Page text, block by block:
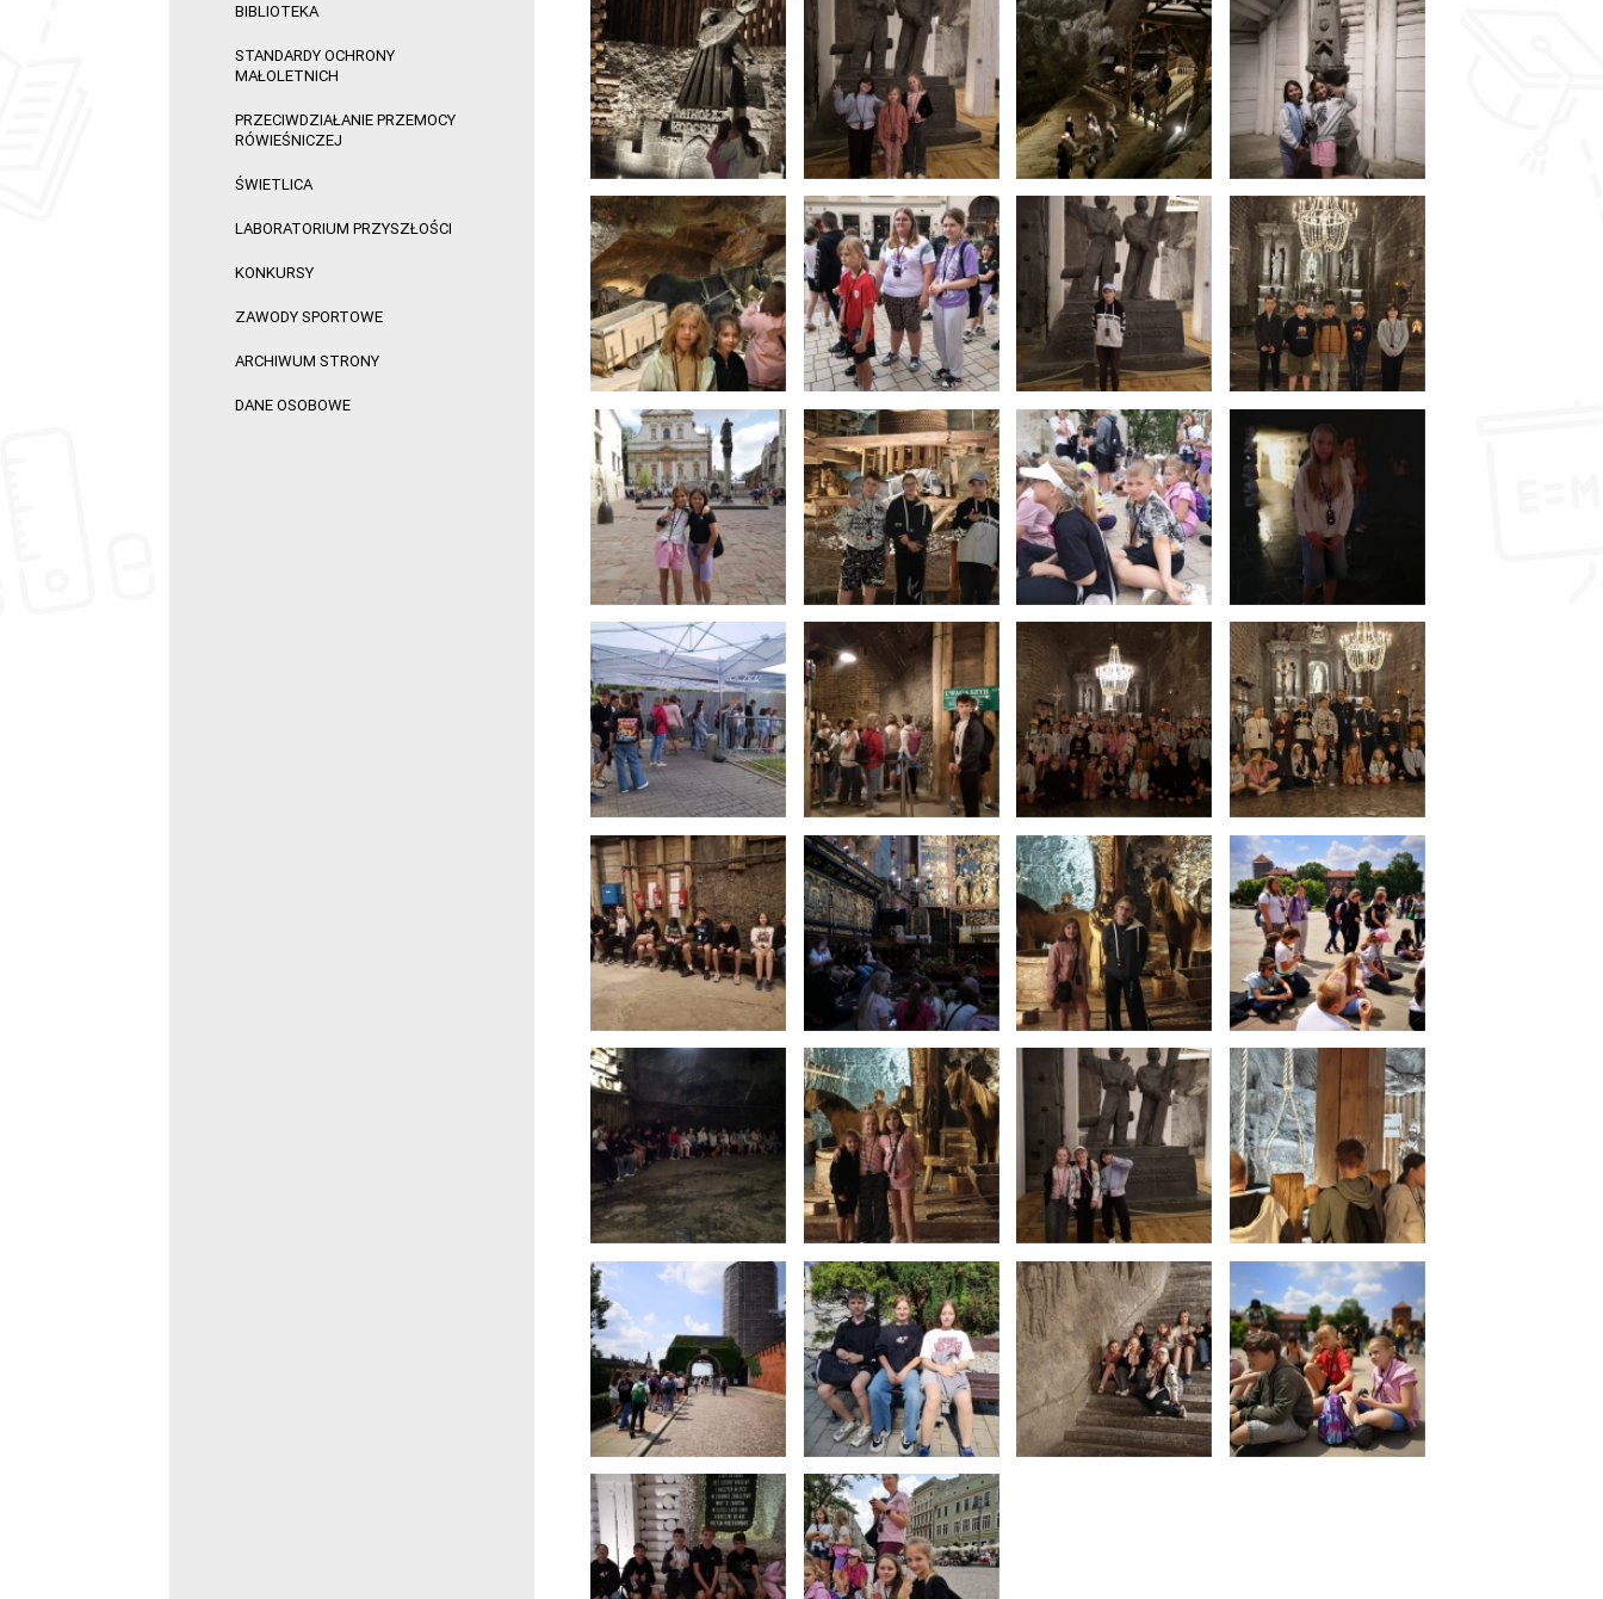
BIBLIOTEKA
STANDARDY OCHRONY
MAŁOLETNICH
PRZECIWDZIAŁANIE PRZEMOCY
RÓWIEŚNICZEJ
ŚWIETLICA
LABORATORIUM PRZYSZŁOŚCI
KONKURSY
ZAWODY SPORTOWE
ARCHIWUM STRONY
DANE OSOBOWE